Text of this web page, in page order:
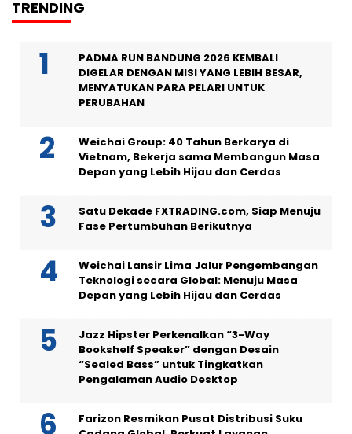
TRENDING
PADMA RUN BANDUNG 2026 KEMBALI
DIGELAR DENGAN MISI YANG LEBIH BESAR,
MENYATUKAN PARA PELARI UNTUK
PERUBAHAN
Weichai Group: 40 Tahun Berkarya di
Vietnam, Bekerja sama Membangun Masa
Depan yang Lebih Hijau dan Cerdas
Satu Dekade FXTRADING.com, Siap Menuju
Fase Pertumbuhan Berikutnya
Weichai Lansir Lima Jalur Pengembangan
Teknologi secara Global: Menuju Masa
Depan yang Lebih Hijau dan Cerdas
Jazz Hipster Perkenalkan “3-Way
Bookshelf Speaker” dengan Desain
“Sealed Bass” untuk Tingkatkan
Pengalaman Audio Desktop
Farizon Resmikan Pusat Distribusi Suku